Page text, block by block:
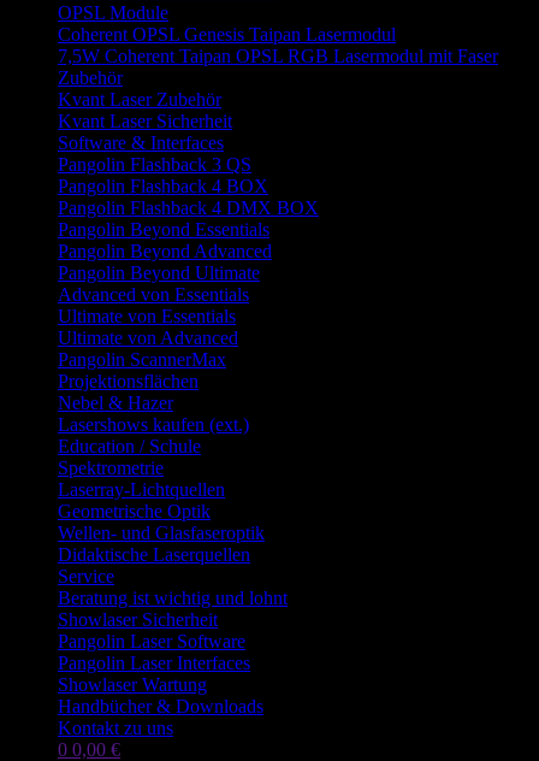
OPSL Module
Coherent OPSL Genesis Taipan Lasermodul
7,5W Coherent Taipan OPSL RGB Lasermodul mit Faser
Zubehör
Kvant Laser Zubehör
Kvant Laser Sicherheit
Software & Interfaces
Pangolin Flashback 3 QS
Pangolin Flashback 4 BOX
Pangolin Flashback 4 DMX BOX
Pangolin Beyond Essentials
Pangolin Beyond Advanced
Pangolin Beyond Ultimate
Advanced von Essentials
Ultimate von Essentials
Ultimate von Advanced
Pangolin ScannerMax
Projektionsflächen
Nebel & Hazer
Lasershows kaufen (ext.)
Education / Schule
Spektrometrie
Laserray-Lichtquellen
Geometrische Optik
Wellen- und Glasfaseroptik
Didaktische Laserquellen
Service
Beratung ist wichtig und lohnt
Showlaser Sicherheit
Pangolin Laser Software
Pangolin Laser Interfaces
Showlaser Wartung
Handbücher & Downloads
Kontakt zu uns
0 0,00 €